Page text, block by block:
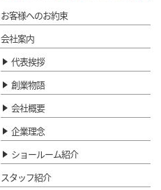
お客様へのお約束
会社案内
代表挨拶
創業物語
会社概要
企業理念
ショールーム紹介
スタッフ紹介